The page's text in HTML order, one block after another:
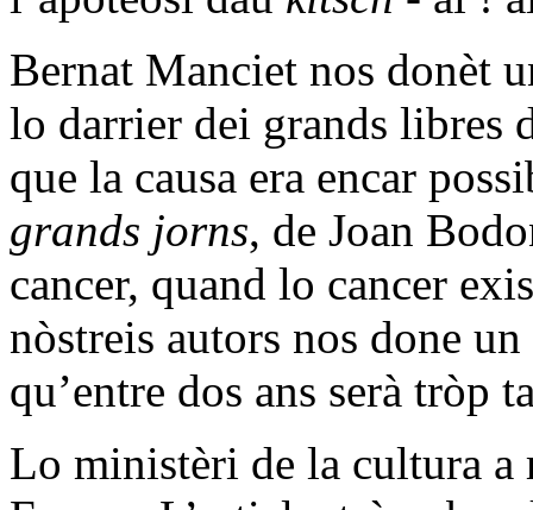
Bernat Manciet nos donèt
lo darrier dei grands libres
que la causa era encar
grands jorns, de Joan
cancer, quand lo cancer
nòstreis autors nos done
qu’entre dos ans serà tròp
Lo ministèri de la cultura a